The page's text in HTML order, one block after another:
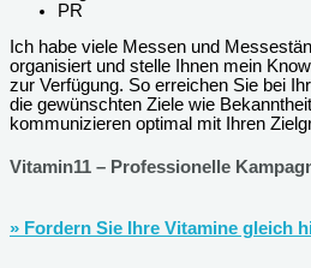
PR
Ich habe viele Messen und
organisiert und stelle Ihnen mein
zur Verfügung. So erreichen Sie bei
die gewünschten Ziele wie
kommunizieren optimal mit Ihren
Vitamin11 – Professionelle
» Fordern Sie Ihre Vitamine gleich